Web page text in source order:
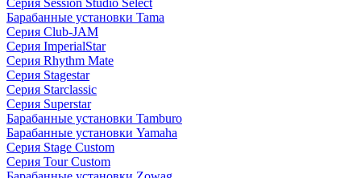
Серия Session Studio Select
Барабанные установки Tama
Серия Club-JAM
Серия ImperialStar
Серия Rhythm Mate
Серия Stagestar
Серия Starclassic
Серия Superstar
Барабанные установки Tamburo
Барабанные установки Yamaha
Серия Stage Custom
Серия Tour Custom